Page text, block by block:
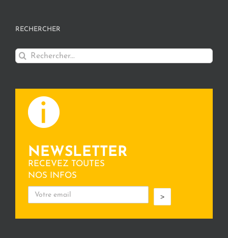
RECHERCHER
Rechercher:
NEWSLETTER
RECEVEZ TOUTES
NOS INFOS
>